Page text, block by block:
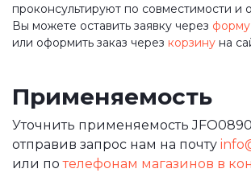
проконсультируют по совместимости и
Вы можете оставить заявку через форму
или оформить заказ через корзину на
Применяемость
Уточнить применяемость
отправив запрос нам на почту
или потелефонам магазинов в